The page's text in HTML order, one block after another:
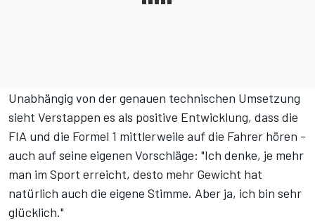
Unabhängig von der genauen technischen Umsetzung
sieht Verstappen es als positive Entwicklung, dass die
FIA und die Formel 1 mittlerweile auf die Fahrer hören -
auch auf seine eigenen Vorschläge: "Ich denke, je mehr
man im Sport erreicht, desto mehr Gewicht hat
natürlich auch die eigene Stimme. Aber ja, ich bin sehr
glücklich."